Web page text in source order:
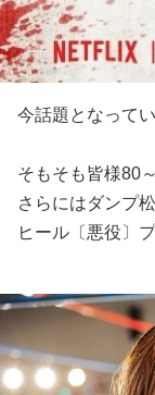
今話題となって
そもそも皆様80
さらにはダンプ
ヒール〔悪役〕